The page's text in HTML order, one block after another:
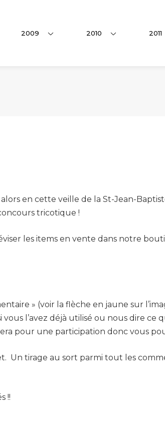
2009 2010 2011
en cette veille de la St-Jean-
tricotique !
les items en vente dans notre
» (voir la flèche en jaune sur
l’avez déjà utilisé ou nous dire ce
pour une participation donc vous
Un tirage au sort parmi tout les
!!